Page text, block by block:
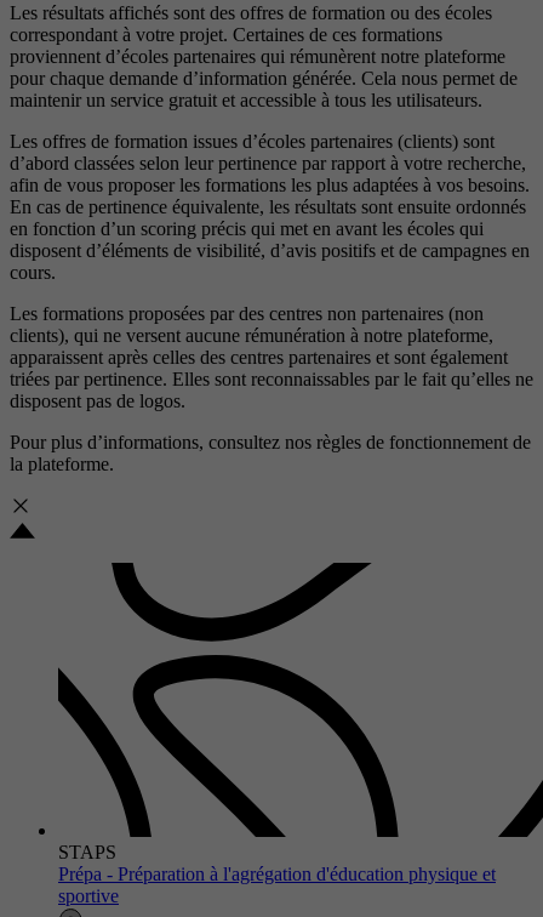
Les résultats affichés sont des offres de formation ou des écoles
correspondant à votre projet. Certaines de ces formations
proviennent d’écoles partenaires qui rémunèrent notre plateforme
pour chaque demande d’information générée. Cela nous permet de
maintenir un service gratuit et accessible à tous les utilisateurs.
Les offres de formation issues d’écoles partenaires (clients) sont
d’abord classées selon leur pertinence par rapport à votre recherche,
afin de vous proposer les formations les plus adaptées à vos besoins.
En cas de pertinence équivalente, les résultats sont ensuite ordonnés
en fonction d’un scoring précis qui met en avant les écoles qui
disposent d’éléments de visibilité, d’avis positifs et de campagnes en
cours.
Les formations proposées par des centres non partenaires (non
clients), qui ne versent aucune rémunération à notre plateforme,
apparaissent après celles des centres partenaires et sont également
triées par pertinence. Elles sont reconnaissables par le fait qu’elles ne
disposent pas de logos.
Pour plus d’informations, consultez nos règles de fonctionnement de
la plateforme.
STAPS
Prépa - Préparation à l'agrégation d'éducation physique et
sportive